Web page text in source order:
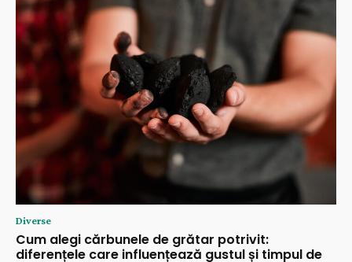
Diverse
Cum alegi cărbunele de grătar potrivit:
diferențele care influențează gustul și timpul de